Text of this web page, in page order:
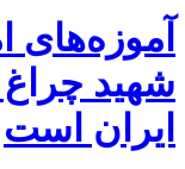
آموزه‌های
شهید چراغ
ایران است